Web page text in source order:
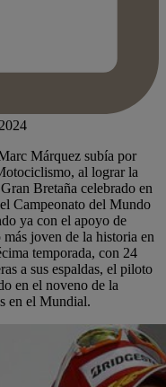
Márquez subía por
al lograr la
Bretaña celebrado en
Campeonato del Mundo
ya con el apoyo de
joven de la historia en
temporada, con 24
a sus espaldas, el piloto
en el noveno de la
en el Mundial.